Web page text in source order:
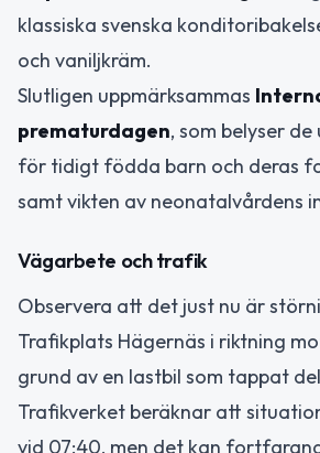
klassiska svenska
och vaniljkräm.
Slutligen uppmärksammas
prematurdagen, som belyser
för tidigt födda barn och deras
samt vikten av neonatalvårdens
Vägarbete och trafik
Observera att det just nu är
Trafikplats Hägernäs i riktning
grund av en lastbil som tappat
Trafikverket beräknar att
vid 07:40, men det kan